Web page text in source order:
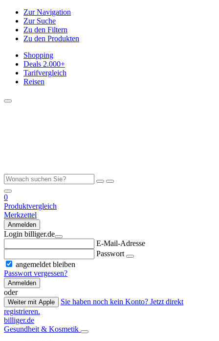
Zur Navigation
Zur Suche
Zu den Filtern
Zu den Produkten
Shopping
Deals 2.000+
Tarifvergleich
Reisen
0
Produktvergleich
Merkzettel
Anmelden
Login billiger.de
E-Mail-Adresse
Passwort
angemeldet bleiben
Passwort vergessen?
Anmelden
oder
Weiter mit Apple
Sie haben noch kein Konto? Jetzt direkt
registrieren.
billiger.de
Gesundheit & Kosmetik